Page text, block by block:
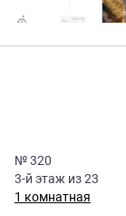
№320
3-й этаж из23
1 комнатная